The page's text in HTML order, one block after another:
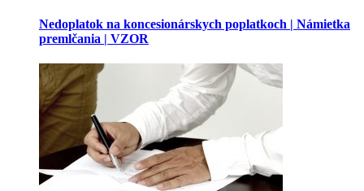
Nedoplatok na koncesionárskych poplatkoch | Námietka
premlčania | VZOR